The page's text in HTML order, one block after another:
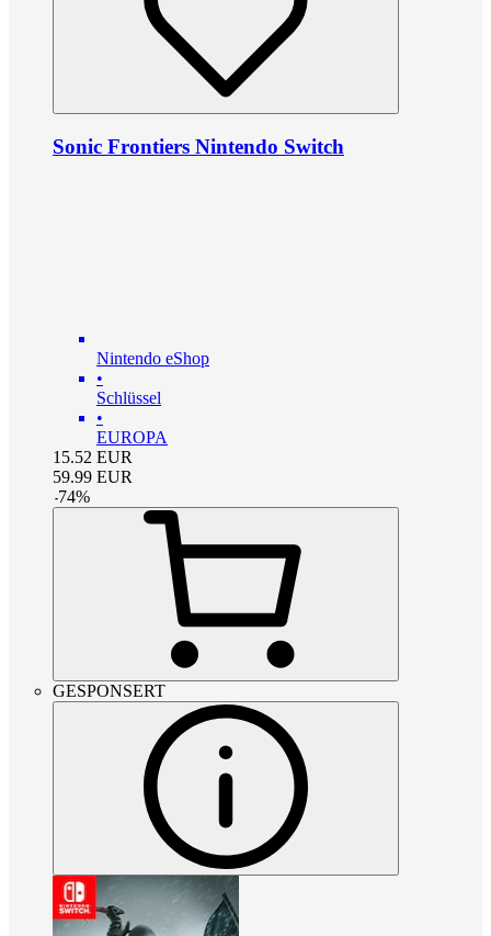
Sonic Frontiers Nintendo Switch
Nintendo eShop
•
Schlüssel
•
EUROPA
15.52 EUR
59.99 EUR
-74%
GESPONSERT